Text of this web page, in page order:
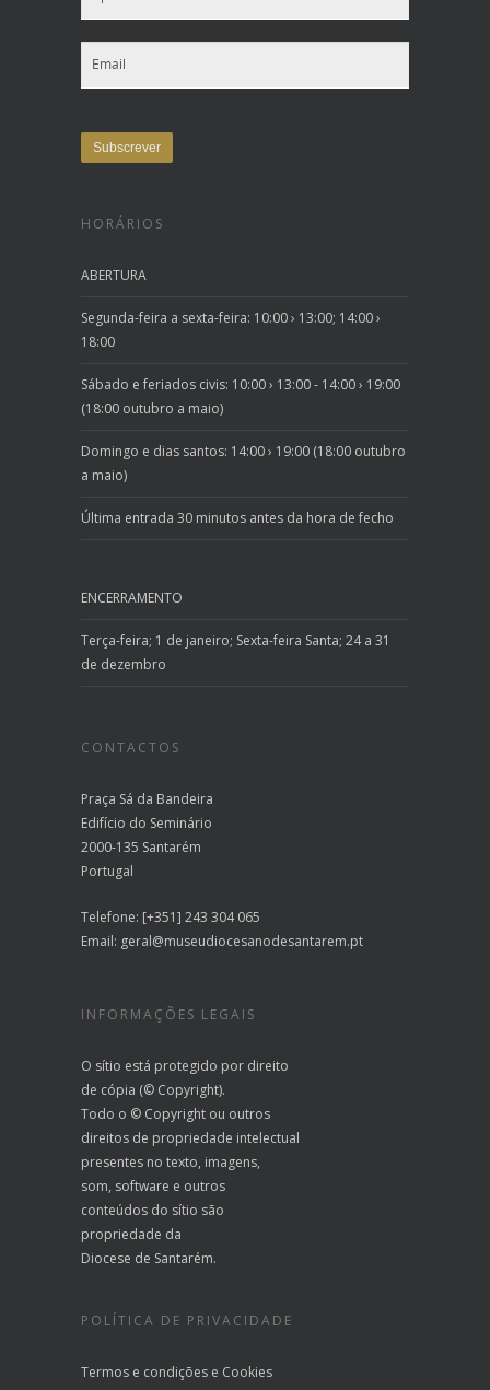
HORÁRIOS
ABERTURA
Segunda-feira a sexta-feira: 10:00 › 13:00; 14:00 ›
18:00
Sábado e feriados civis: 10:00 › 13:00 - 14:00 › 19:00
(18:00 outubro a maio)
Domingo e dias santos: 14:00 › 19:00 (18:00 outubro
a maio)
Última entrada 30 minutos antes da hora de fecho
ENCERRAMENTO
Terça-feira; 1 de janeiro; Sexta-feira Santa; 24 a 31
de dezembro
CONTACTOS
Praça Sá da Bandeira
Edifício do Seminário
2000-135 Santarém
Portugal
Telefone: [+351] 243 304 065
Email: geral@museudiocesanodesantarem.pt
INFORMAÇÕES LEGAIS
O sítio está protegido por direito
de cópia (© Copyright).
Todo o © Copyright ou outros
direitos de propriedade intelectual
presentes no texto, imagens,
som, software e outros
conteúdos do sítio são
propriedade da
Diocese de Santarém.
POLÍTICA DE PRIVACIDADE
Termos e condições e Cookies